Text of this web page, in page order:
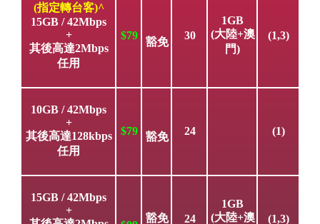
(指定轉台客)^
15GB / 42Mbps
+
其後高達2Mbps
任用
$79
豁免
30
1GB
(大陸+澳
門)
(1,3)
10GB / 42Mbps
+
其後高達128kbps
任用
$79 豁免 24 (1)
15GB / 42Mbps
+
豁免 24
1GB
(大陸+澳
(1,3)